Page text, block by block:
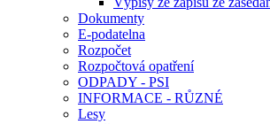
Dokumenty
E-podatelna
Rozpočet
Rozpočtová opatření
ODPADY - PSI
INFORMACE - RŮZNÉ
Lesy